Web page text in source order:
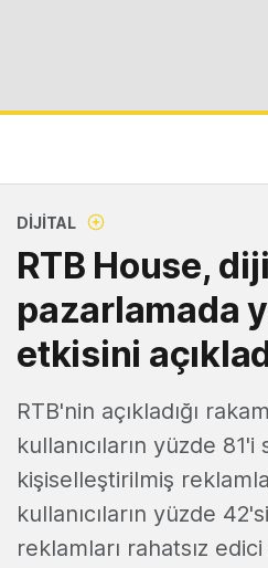
DIJITAL
RTB House,
pazarlamada
etkisini
RTB'nin açıkladığı
kullanıcıların yüzde
kişiselleştirilmiş
kullanıcıların yüzde
reklamları rahatsız